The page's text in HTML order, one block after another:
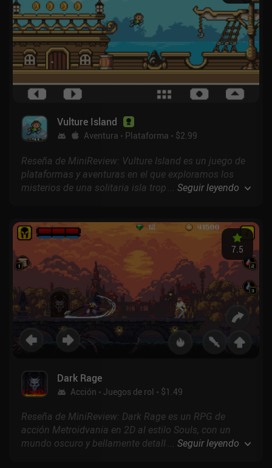
Vulture Island
Aventura Plataforma $2.99
Reseña de MiniReview: Vulture Island es un juego de
plataformas y aventuras en el que exploramos los
misterios de una solitaria isla tropical en un intento
... Seguir leyendo
Dark Rage
Acción Juegos de rol $1.49
7.5
Reseña de MiniReview: Dark Rage es un RPG de
acción Metroidvania en 2D al estilo Souls, con un
mundo oscuro y bellamente detallado que
... Seguir leyendo